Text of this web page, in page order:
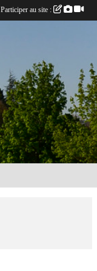
Participer au site :